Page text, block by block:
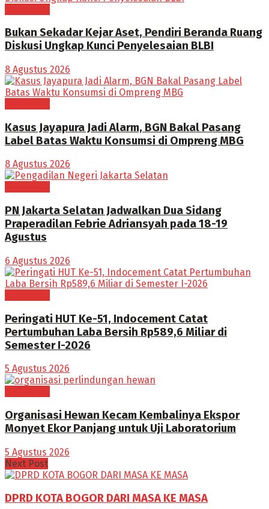
Bukan Sekadar Kejar Aset, Pendiri Beranda Ruang
Diskusi Ungkap Kunci Penyelesaian BLBI
8 Agustus 2026
Kasus Jayapura Jadi Alarm, BGN Bakal Pasang
Label Batas Waktu Konsumsi di Ompreng MBG
8 Agustus 2026
PN Jakarta Selatan Jadwalkan Dua Sidang
Praperadilan Febrie Adriansyah pada 18-19
Agustus
6 Agustus 2026
Peringati HUT Ke-51, Indocement Catat
Pertumbuhan Laba Bersih Rp589,6 Miliar di
Semester I-2026
5 Agustus 2026
Organisasi Hewan Kecam Kembalinya Ekspor
Monyet Ekor Panjang untuk Uji Laboratorium
5 Agustus 2026
Next Post
DPRD KOTA BOGOR DARI MASA KE MASA